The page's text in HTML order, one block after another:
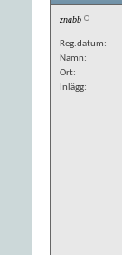
znabb
Reg.datum
Namn
Ort
Inlägg